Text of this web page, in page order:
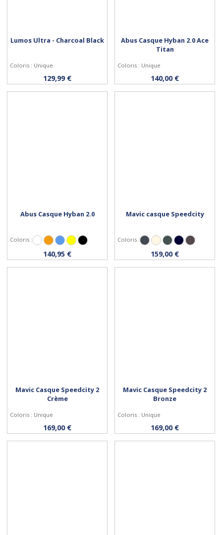
Personnaliser
Lumos Ultra - Charcoal Black
Coloris : Unique
129,99 € Personnaliser
Abus Casque Hyban 2.0 Ace
Titan
Coloris : Unique
140,00 €
Personnaliser
Abus Casque Hyban 2.0
Coloris : Blanc Orange Bleu Jaune Noir mat
140,95 € Personnaliser
Mavic casque Speedcity
Coloris : Noir Papyrus English greenNavy blazerHypershift
159,00 €
Personnaliser
Mavic Casque Speedcity 2
Crème
Coloris : Unique
169,00 € Personnaliser
Mavic Casque Speedcity 2
Bronze
Coloris : Unique
169,00 €